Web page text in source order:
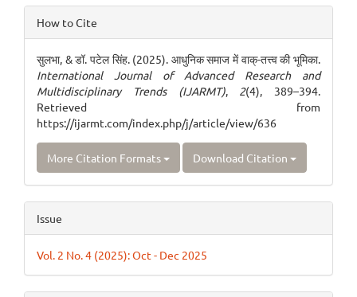
Article
Details
How to Cite
सुलभा, & डॉ. पटेल सिंह. (2025). आधुनिक समाज में वाक्-तत्त्व की भूमिका.
International Journal of Advanced Research and
Multidisciplinary Trends (IJARMT), 2(4), 389–394.
Retrieved from
https://ijarmt.com/index.php/j/article/view/636
More Citation Formats Download Citation
Issue
Vol. 2 No. 4 (2025): Oct - Dec 2025